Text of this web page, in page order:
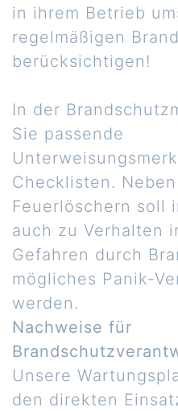
in ihrem Betrieb
regelmäßigen
berücksichtigen!
In der
Sie passende
Checklisten.
Feuerlöschern soll
auch zu Verhalten
Gefahren durch
mögliches Panik-
werden.
Nachweise für
Unsere
den direkten